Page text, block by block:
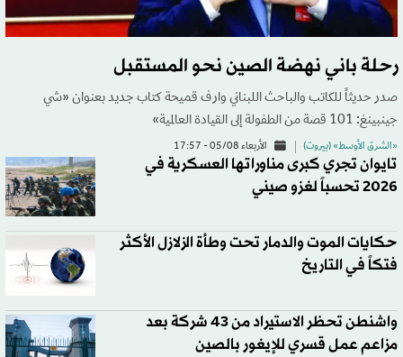
رحلة باني نهضة الصين نحو المستقبل
صدر حديثاً للكاتب والباحث اللبناني وارف قميحة كتاب جديد بعنوان «شي
جينبينغ: 101 قصة من الطفولة إلى القيادة العالمية»
«الشرق الأوسط» (بيروت) الأربعاء 05/08 - 17:57
تايوان تجري كبرى مناوراتها العسكرية في
2026 تحسباً لغزو صيني
حكايات الموت والدمار تحت وطأة الزلازل الأكثر
فتكاً في التاريخ
واشنطن تحظر الاستيراد من 43 شركة بعد
مزاعم عمل قسري للإيغور بالصين